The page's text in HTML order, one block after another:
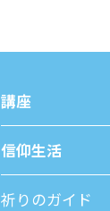
講座
信仰⽣活
祈りのガイド